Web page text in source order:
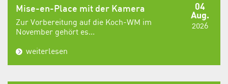
04
Aug.
2026
Mise-en-Place mit der Kamera
Zur Vorbereitung auf die Koch-WM im
November gehört es...
weiterlesen